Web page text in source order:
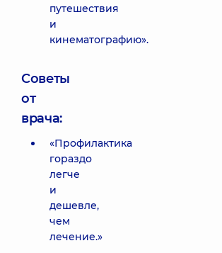
путешествия
и
кинематографию».
Советы
от
врача:
«Профилактика
гораздо
легче
и
дешевле,
чем
лечение.»